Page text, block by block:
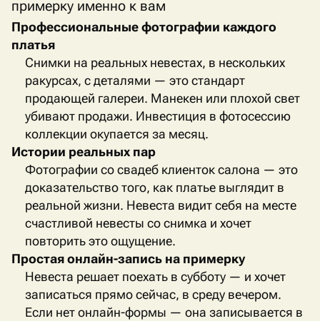
примерку именно к вам
Профессиональные фотографии каждого
платья
Снимки на реальных невестах, в нескольких
ракурсах, с деталями — это стандарт
продающей галереи. Манекен или плохой свет
убивают продажи. Инвестиция в фотосессию
коллекции окупается за месяц.
Истории реальных пар
Фотографии со свадеб клиенток салона — это
доказательство того, как платье выглядит в
реальной жизни. Невеста видит себя на месте
счастливой невесты со снимка и хочет
повторить это ощущение.
Простая онлайн-запись на примерку
Невеста решает поехать в субботу — и хочет
записаться прямо сейчас, в среду вечером.
Если нет онлайн-формы — она записывается в